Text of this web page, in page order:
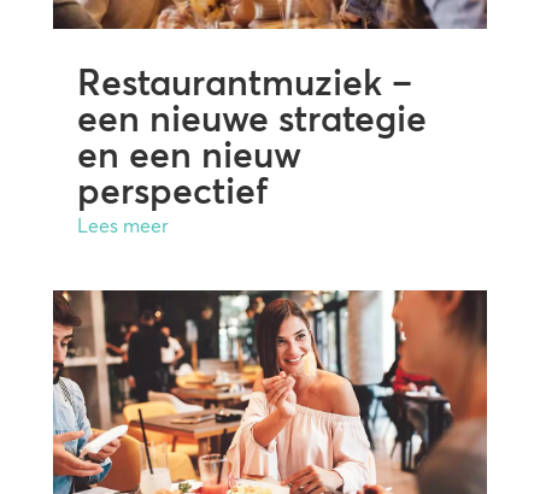
Restaurantmuziek –
een nieuwe strategie
en een nieuw
perspectief
Lees meer